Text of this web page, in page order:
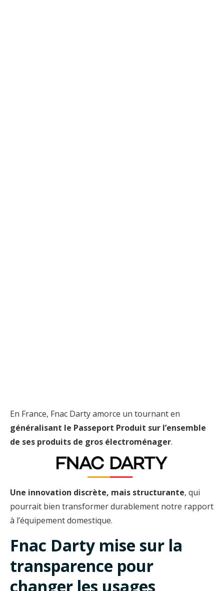
En France, Fnac Darty amorce un tournant en
généralisant le Passeport Produit sur l’ensemble
de ses produits de gros électroménager.
Une innovation discrète, mais structurante, qui
pourrait bien transformer durablement notre rapport
à l’équipement domestique.
Fnac Darty mise sur la
transparence pour
changer les usages